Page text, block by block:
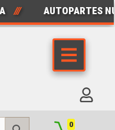
/// AUTOPARTES
0